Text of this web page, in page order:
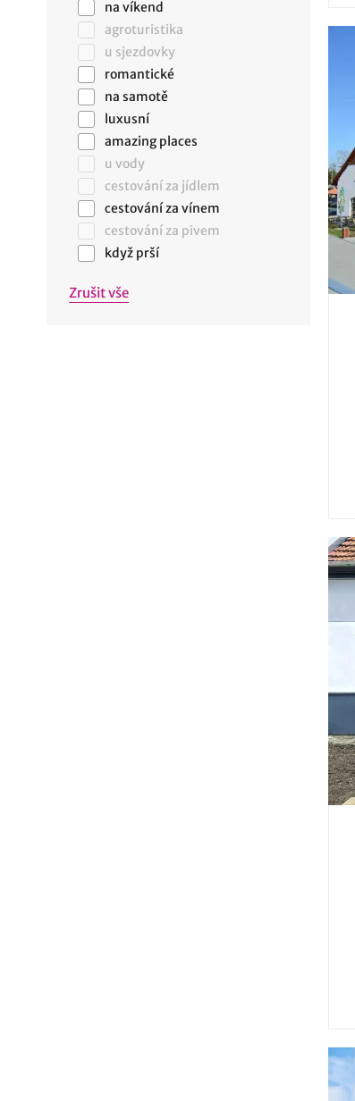
na víkend
agroturistika
u sjezdovky
romantické
na samotě
luxusní
amazing places
u vody
cestování za jídlem
cestování za vínem
cestování za pivem
když prší
Zrušit vše